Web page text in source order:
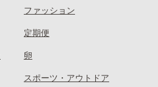
ファッション
定期便
卵
スポーツ・アウトドア